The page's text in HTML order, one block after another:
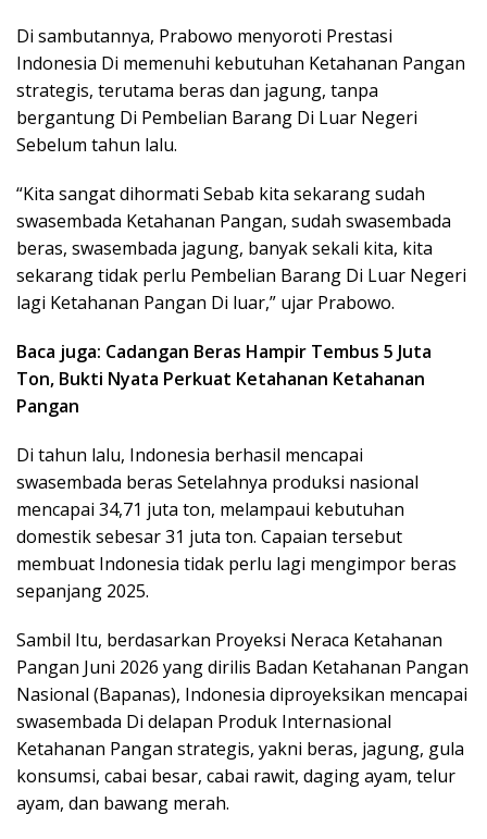
Di sambutannya, Prabowo menyoroti Prestasi
Indonesia Di memenuhi kebutuhan Ketahanan Pangan
strategis, terutama beras dan jagung, tanpa
bergantung Di Pembelian Barang Di Luar Negeri
Sebelum tahun lalu.
“Kita sangat dihormati Sebab kita sekarang sudah
swasembada Ketahanan Pangan, sudah swasembada
beras, swasembada jagung, banyak sekali kita, kita
sekarang tidak perlu Pembelian Barang Di Luar Negeri
lagi Ketahanan Pangan Di luar,” ujar Prabowo.
Baca juga: Cadangan Beras Hampir Tembus 5 Juta
Ton, Bukti Nyata Perkuat Ketahanan Ketahanan
Pangan
Di tahun lalu, Indonesia berhasil mencapai
swasembada beras Setelahnya produksi nasional
mencapai 34,71 juta ton, melampaui kebutuhan
domestik sebesar 31 juta ton. Capaian tersebut
membuat Indonesia tidak perlu lagi mengimpor beras
sepanjang 2025.
Sambil Itu, berdasarkan Proyeksi Neraca Ketahanan
Pangan Juni 2026 yang dirilis Badan Ketahanan Pangan
Nasional (Bapanas), Indonesia diproyeksikan mencapai
swasembada Di delapan Produk Internasional
Ketahanan Pangan strategis, yakni beras, jagung, gula
konsumsi, cabai besar, cabai rawit, daging ayam, telur
ayam, dan bawang merah.